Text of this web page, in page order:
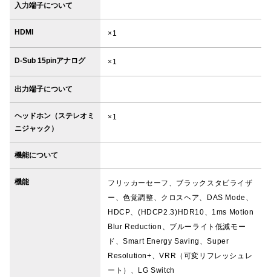
入力端子について
HDMI ×1
D-Sub 15pinアナログ ×1
出力端子について
ヘッドホン（ステレオミ
ニジャック）
×1
機能について
機能
フリッカーセーフ、ブラックスタビライザ
ー、色覚調整、クロスヘア、DAS Mode、
HDCP、(HDCP2.3)HDR10、1ms Motion
Blur Reduction、ブルーライト低減モー
ド、Smart Energy Saving、Super
Resolution+、VRR（可変リフレッシュレ
ート）、LG Switch